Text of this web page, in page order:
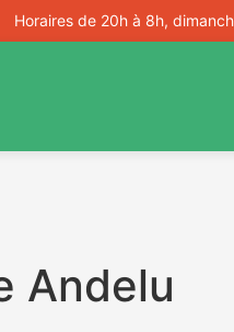
Horaires de 20h à 8h,
Andelu